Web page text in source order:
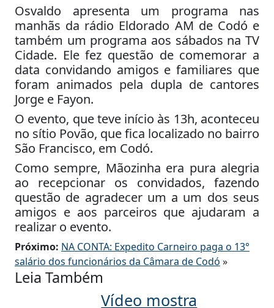
Osvaldo apresenta um programa nas
manhãs da rádio Eldorado AM de Codó e
também um programa aos sábados na TV
Cidade. Ele fez questão de comemorar a
data convidando amigos e familiares que
foram animados pela dupla de cantores
Jorge e Fayon.
O evento, que teve início às 13h, aconteceu
no sítio Povão, que fica localizado no bairro
São Francisco, em Codó.
Como sempre, Mãozinha era pura alegria
ao recepcionar os convidados, fazendo
questão de agradecer um a um dos seus
amigos e aos parceiros que ajudaram a
realizar o evento.
Próximo: NA CONTA: Expedito Carneiro paga o 13°
salário dos funcionários da Câmara de Codó »
Leia Também
Vídeo mostra